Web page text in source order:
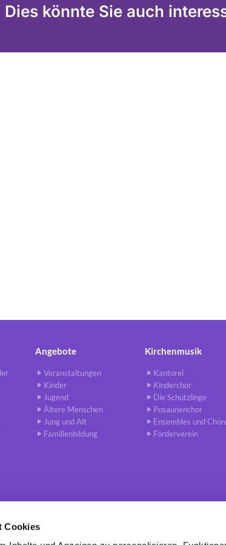
Cookies
Dies könnte Sie auch
Angebote
Veranstaltungen
Kinder
Jugend
Ältere Menschen
Jung und Alt
Familienbildung
Kirchenmusik
Kantorei
Kinderchor
Die Schützlinge
Posaunenchor
Ensembles und
Förderverein